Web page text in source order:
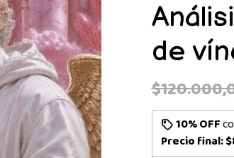
de
10% OFF
Precio final: